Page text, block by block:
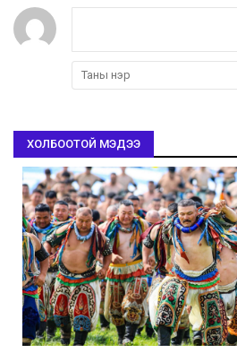
ХОЛБООТОЙ МЭДЭЭ